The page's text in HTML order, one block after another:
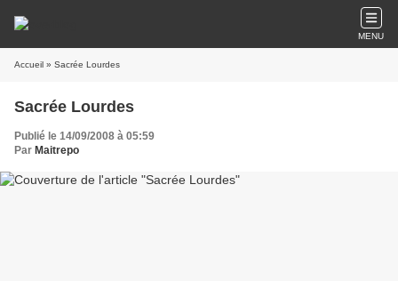
MENU
Accueil » Sacrée Lourdes
Sacrée Lourdes
Publié le 14/09/2008 à 05:59
Par Maitrepo